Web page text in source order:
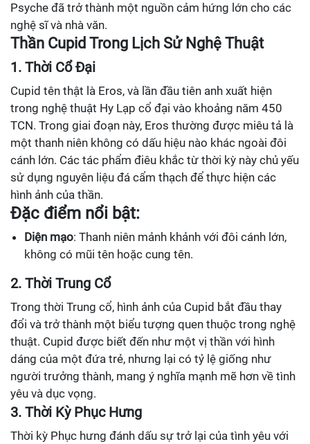
Psyche đã trở thành một nguồn cảm hứng lớn cho các
nghệ sĩ và nhà văn.
Thần Cupid Trong Lịch Sử Nghệ Thuật
1. Thời Cổ Đại
Cupid tên thật là Eros, và lần đầu tiên anh xuất hiện
trong nghệ thuật Hy Lạp cổ đại vào khoảng năm 450
TCN. Trong giai đoạn này, Eros thường được miêu tả là
một thanh niên không có dấu hiệu nào khác ngoài đôi
cánh lớn. Các tác phẩm điêu khắc từ thời kỳ này chủ yếu
sử dụng nguyên liệu đá cẩm thạch để thực hiện các
hình ảnh của thần.
Đặc điểm nổi bật:
Diện mạo: Thanh niên mảnh khảnh với đôi cánh lớn,
không có mũi tên hoặc cung tên.
2. Thời Trung Cổ
Trong thời Trung cổ, hình ảnh của Cupid bắt đầu thay
đổi và trở thành một biểu tượng quen thuộc trong nghệ
thuật. Cupid được biết đến như một vị thần với hình
dáng của một đứa trẻ, nhưng lại có tỷ lệ giống như
người trưởng thành, mang ý nghĩa mạnh mẽ hơn về tình
yêu và dục vọng.
3. Thời Kỳ Phục Hưng
Thời kỳ Phục hưng đánh dấu sự trở lại của tình yêu với